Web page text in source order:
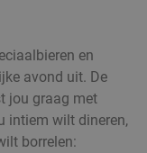
en
avond uit. De
jou graag met
intiem wilt dineren,
borrelen: